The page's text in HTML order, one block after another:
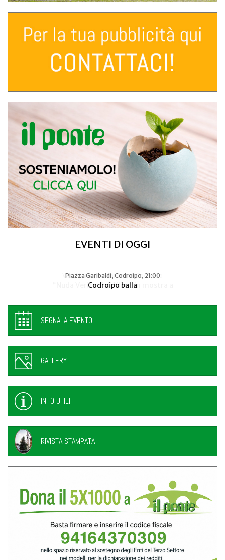
EVENTI DI OGGI
Villa Manin, Passariano di Codroipo
“Nuda Veritas” di Klimt in mostra a
Piazza Garibaldi, Codroipo, 21:00
Codroipo balla
SEGNALA EVENTO
GALLERY
INFO UTILI
RIVISTA STAMPATA